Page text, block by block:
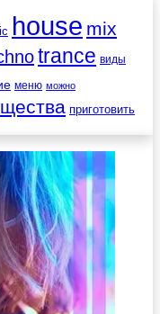
house mix
trance виды
меню можно
приготовить